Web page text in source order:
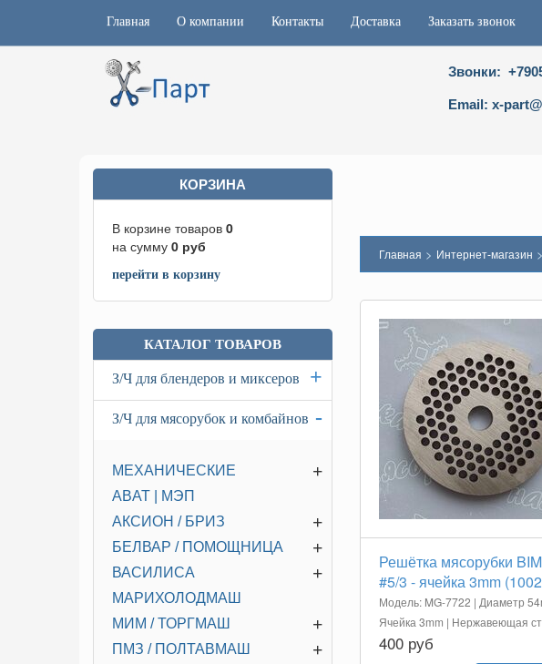
Главная О компании Контакты Доставка Заказать звонок
Звонки:
Email: x-
Главная > Интернет-магазин >
Решётка мясорубки
#5/3 - ячейка 3mm
Модель: MG-7722 | Диаметр
Ячейка 3mm | Нержавеющая
400 руб
КОРЗИНА
В корзине товаров 0
на сумму 0 руб
перейти в корзину
КАТАЛОГ ТОВАРОВ
+
З/Ч для блендеров и миксеров
-
З/Ч для мясорубок и комбайнов
+
МЕХАНИЧЕСКИЕ
ABAT | МЭП
+
АКСИОН / БРИЗ
+
БЕЛВАР / ПОМОЩНИЦА
+
ВАСИЛИСА
МАРИХОЛОДМАШ
+
МИМ / ТОРГМАШ
+
ПМЗ / ПОЛТАВМАШ